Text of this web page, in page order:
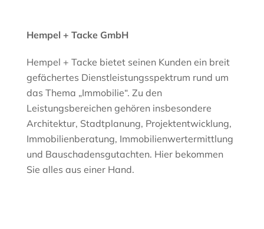
Hempel + Tacke GmbH
Hempel + Tacke bietet seinen Kunden ein breit
gefächertes Dienstleistungsspektrum rund um
das Thema „Immobilie“. Zu den
Leistungsbereichen gehören insbesondere
Architektur, Stadtplanung, Projektentwicklung,
Immobilienberatung, Immobilienwertermittlung
und Bauschadensgutachten. Hier bekommen
Sie alles aus einer Hand.